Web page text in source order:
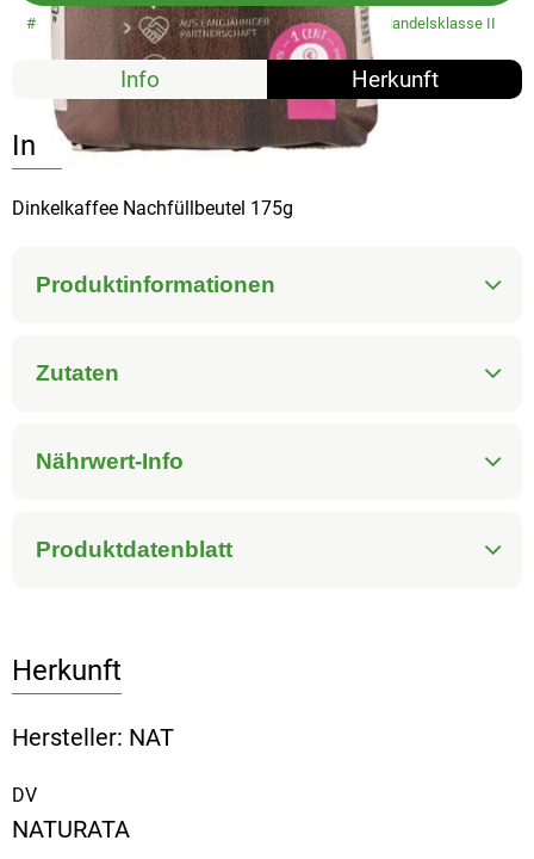
#3708 9,49 €/ 175 g 54,23 €/ 1kg 7% MwSt Handelsklasse II
Info Herkunft
Info
Dinkelkaffee Nachfüllbeutel 175g
Produktinformationen
Zutaten
Nährwert-Info
Produktdatenblatt
Herkunft
Hersteller: NAT
DV
NATURATA